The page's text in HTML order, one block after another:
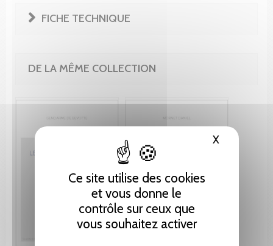
Ce site utilise des cookies
et vous donne le
contrôle sur ceux que
vous souhaitez activer
XMasquer
FICHE TECHNIQUE
DE LA MÊME COLLECTION